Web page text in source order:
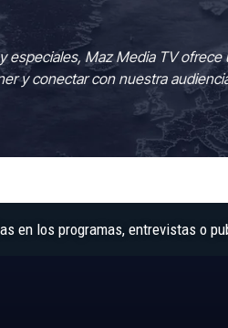
Maz Media TV ofrece
y conectar con nuestra
en los programas, entrevistas o